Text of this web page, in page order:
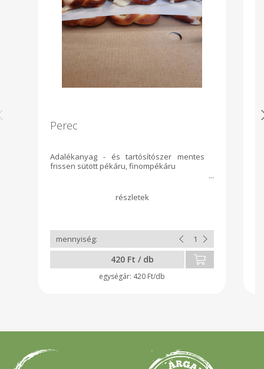
Perec
Adalékanyag - és tartósítószer mentes
frissen sütött pékáru, finompékáru
420 Ft / db
420 Ft/db